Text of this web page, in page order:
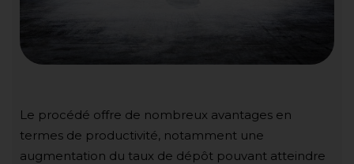
Le procédé offre de nombreux avantages en
termes de productivité, notamment une
augmentation du taux de dépôt pouvant atteindre